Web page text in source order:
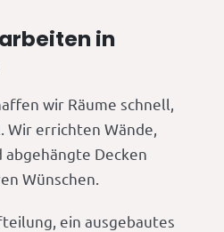
in
wir Räume schnell,
Wir errichten Wände,
abgehängte Decken
Wünschen.
ein ausgebautes